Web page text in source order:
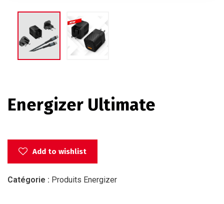
Energizer Ultimate
Add to wishlist
Catégorie : Produits Energizer